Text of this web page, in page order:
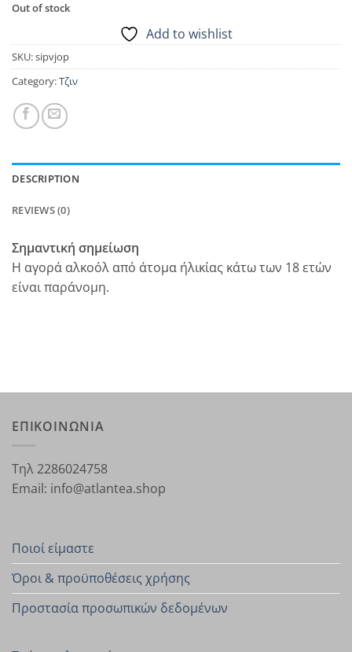
Out of stock
Add to wishlist
SKU:sipvjop
Category:Τζιν
DESCRIPTION
REVIEWS (0)
Σημαντική σημείωση
Η αγορά αλκοόλ από άτομα ήλικίας κάτω των 18 ετών
είναι παράνομη.
ΕΠΙΚΟΙΝΩΝΙΑ
Τηλ 2286024758
Email: info@atlantea.shop
Ποιοί είμαστε
Όροι & προϋποθέσεις χρήσης
Προστασία προσωπικών δεδομένων